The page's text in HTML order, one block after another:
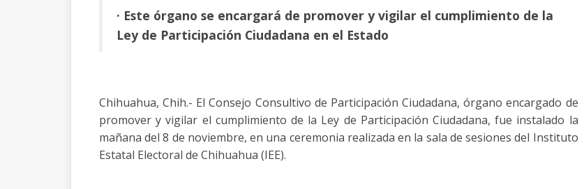
· Este órgano se encargará de promover y vigilar el cumplimiento de la
Ley de Participación Ciudadana en el Estado
Chihuahua, Chih.- El Consejo Consultivo de Participación Ciudadana, órgano encargado de
promover y vigilar el cumplimiento de la Ley de Participación Ciudadana, fue instalado la
mañana del 8 de noviembre, en una ceremonia realizada en la sala de sesiones del Instituto
Estatal Electoral de Chihuahua (IEE).